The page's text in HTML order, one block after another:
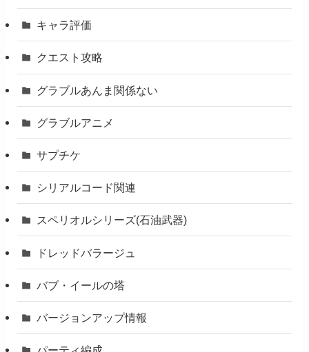
キャラ評価
クエスト攻略
グラブルあんま関係ない
グラブルアニメ
サプチケ
シリアルコード関連
スペリオルシリーズ(石油武器)
ドレッドバラージュ
バブ・イールの塔
バージョンアップ情報